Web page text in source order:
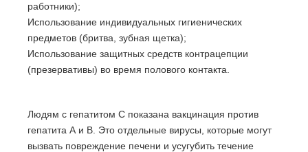
работники);
Использование индивидуальных гигиенических
предметов (бритва, зубная щетка);
Использование защитных средств контрацепции
(презервативы) во время полового контакта.
Людям с гепатитом С показана вакцинация против
гепатита А и В. Это отдельные вирусы, которые могут
вызвать повреждение печени и усугубить течение